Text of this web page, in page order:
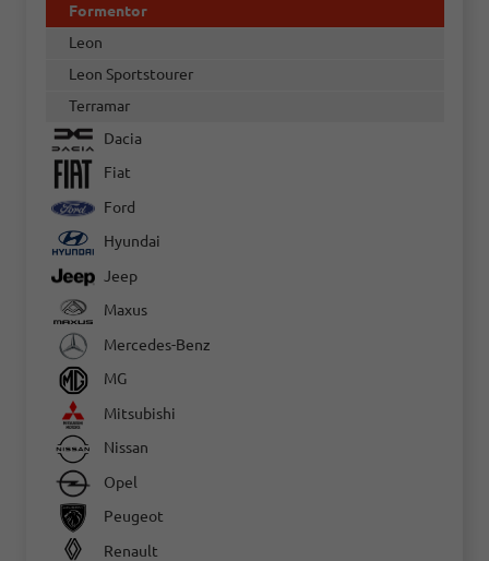
Formentor
Leon
Leon Sportstourer
Terramar
Dacia
Fiat
Ford
Hyundai
Jeep
Maxus
Mercedes-Benz
MG
Mitsubishi
Nissan
Opel
Peugeot
Renault